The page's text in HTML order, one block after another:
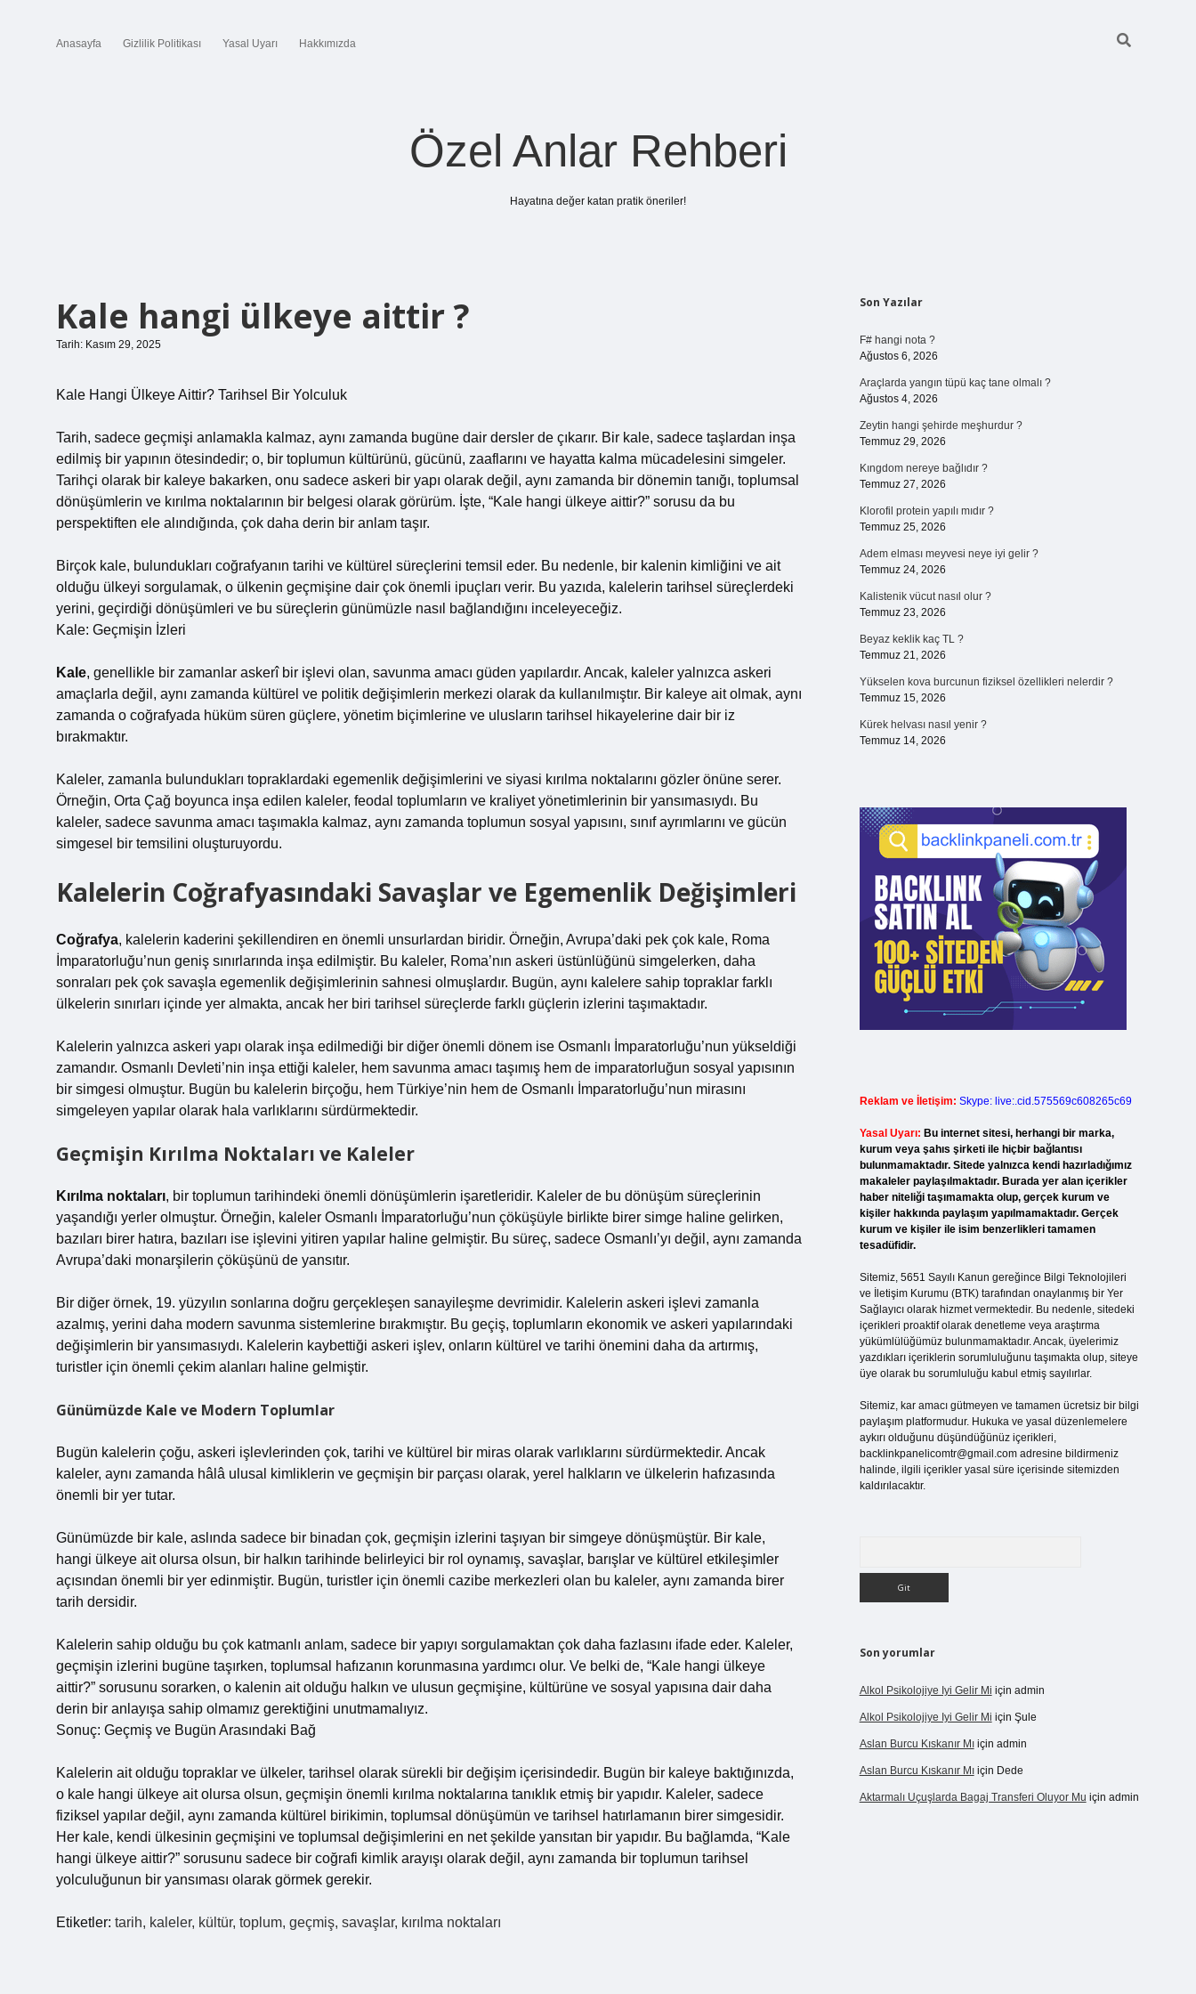
Anasayfa Gizlilik Politikası Yasal Uyarı Hakkımızda
Özel Anlar Rehberi
Hayatına değer katan pratik öneriler!
Kale hangi ülkeye aittir ?
Tarih: Kasım 29, 2025
Kale Hangi Ülkeye Aittir? Tarihsel Bir Yolculuk
Tarih, sadece geçmişi anlamakla kalmaz, aynı zamanda bugüne dair dersler de çıkarır. Bir kale, sadece taşlardan inşa
edilmiş bir yapının ötesindedir; o, bir toplumun kültürünü, gücünü, zaaflarını ve hayatta kalma mücadelesini simgeler.
Tarihçi olarak bir kaleye bakarken, onu sadece askeri bir yapı olarak değil, aynı zamanda bir dönemin tanığı, toplumsal
dönüşümlerin ve kırılma noktalarının bir belgesi olarak görürüm. İşte, “Kale hangi ülkeye aittir?” sorusu da bu
perspektiften ele alındığında, çok daha derin bir anlam taşır.
Birçok kale, bulundukları coğrafyanın tarihi ve kültürel süreçlerini temsil eder. Bu nedenle, bir kalenin kimliğini ve ait
olduğu ülkeyi sorgulamak, o ülkenin geçmişine dair çok önemli ipuçları verir. Bu yazıda, kalelerin tarihsel süreçlerdeki
yerini, geçirdiği dönüşümleri ve bu süreçlerin günümüzle nasıl bağlandığını inceleyeceğiz.
Kale: Geçmişin İzleri
Kale, genellikle bir zamanlar askerî bir işlevi olan, savunma amacı güden yapılardır. Ancak, kaleler yalnızca askeri
amaçlarla değil, aynı zamanda kültürel ve politik değişimlerin merkezi olarak da kullanılmıştır. Bir kaleye ait olmak, aynı
zamanda o coğrafyada hüküm süren güçlere, yönetim biçimlerine ve ulusların tarihsel hikayelerine dair bir iz
bırakmaktır.
Kaleler, zamanla bulundukları topraklardaki egemenlik değişimlerini ve siyasi kırılma noktalarını gözler önüne serer.
Örneğin, Orta Çağ boyunca inşa edilen kaleler, feodal toplumların ve kraliyet yönetimlerinin bir yansımasıydı. Bu
kaleler, sadece savunma amacı taşımakla kalmaz, aynı zamanda toplumun sosyal yapısını, sınıf ayrımlarını ve gücün
simgesel bir temsilini oluşturuyordu.
Kalelerin Coğrafyasındaki Savaşlar ve Egemenlik Değişimleri
Coğrafya, kalelerin kaderini şekillendiren en önemli unsurlardan biridir. Örneğin, Avrupa’daki pek çok kale, Roma
İmparatorluğu’nun geniş sınırlarında inşa edilmiştir. Bu kaleler, Roma’nın askeri üstünlüğünü simgelerken, daha
sonraları pek çok savaşla egemenlik değişimlerinin sahnesi olmuşlardır. Bugün, aynı kalelere sahip topraklar farklı
ülkelerin sınırları içinde yer almakta, ancak her biri tarihsel süreçlerde farklı güçlerin izlerini taşımaktadır.
Kalelerin yalnızca askeri yapı olarak inşa edilmediği bir diğer önemli dönem ise Osmanlı İmparatorluğu’nun yükseldiği
zamandır. Osmanlı Devleti’nin inşa ettiği kaleler, hem savunma amacı taşımış hem de imparatorluğun sosyal yapısının
bir simgesi olmuştur. Bugün bu kalelerin birçoğu, hem Türkiye’nin hem de Osmanlı İmparatorluğu’nun mirasını
simgeleyen yapılar olarak hala varlıklarını sürdürmektedir.
Geçmişin Kırılma Noktaları ve Kaleler
Kırılma noktaları, bir toplumun tarihindeki önemli dönüşümlerin işaretleridir. Kaleler de bu dönüşüm süreçlerinin
yaşandığı yerler olmuştur. Örneğin, kaleler Osmanlı İmparatorluğu’nun çöküşüyle birlikte birer simge haline gelirken,
bazıları birer hatıra, bazıları ise işlevini yitiren yapılar haline gelmiştir. Bu süreç, sadece Osmanlı’yı değil, aynı zamanda
Avrupa’daki monarşilerin çöküşünü de yansıtır.
Bir diğer örnek, 19. yüzyılın sonlarına doğru gerçekleşen sanayileşme devrimidir. Kalelerin askeri işlevi zamanla
azalmış, yerini daha modern savunma sistemlerine bırakmıştır. Bu geçiş, toplumların ekonomik ve askeri yapılarındaki
değişimlerin bir yansımasıydı. Kalelerin kaybettiği askeri işlev, onların kültürel ve tarihi önemini daha da artırmış,
turistler için önemli çekim alanları haline gelmiştir.
Günümüzde Kale ve Modern Toplumlar
Bugün kalelerin çoğu, askeri işlevlerinden çok, tarihi ve kültürel bir miras olarak varlıklarını sürdürmektedir. Ancak
kaleler, aynı zamanda hâlâ ulusal kimliklerin ve geçmişin bir parçası olarak, yerel halkların ve ülkelerin hafızasında
önemli bir yer tutar.
Günümüzde bir kale, aslında sadece bir binadan çok, geçmişin izlerini taşıyan bir simgeye dönüşmüştür. Bir kale,
hangi ülkeye ait olursa olsun, bir halkın tarihinde belirleyici bir rol oynamış, savaşlar, barışlar ve kültürel etkileşimler
açısından önemli bir yer edinmiştir. Bugün, turistler için önemli cazibe merkezleri olan bu kaleler, aynı zamanda birer
tarih dersidir.
Kalelerin sahip olduğu bu çok katmanlı anlam, sadece bir yapıyı sorgulamaktan çok daha fazlasını ifade eder. Kaleler,
geçmişin izlerini bugüne taşırken, toplumsal hafızanın korunmasına yardımcı olur. Ve belki de, “Kale hangi ülkeye
aittir?” sorusunu sorarken, o kalenin ait olduğu halkın ve ulusun geçmişine, kültürüne ve sosyal yapısına dair daha
derin bir anlayışa sahip olmamız gerektiğini unutmamalıyız.
Sonuç: Geçmiş ve Bugün Arasındaki Bağ
Kalelerin ait olduğu topraklar ve ülkeler, tarihsel olarak sürekli bir değişim içerisindedir. Bugün bir kaleye baktığınızda,
o kale hangi ülkeye ait olursa olsun, geçmişin önemli kırılma noktalarına tanıklık etmiş bir yapıdır. Kaleler, sadece
fiziksel yapılar değil, aynı zamanda kültürel birikimin, toplumsal dönüşümün ve tarihsel hatırlamanın birer simgesidir.
Her kale, kendi ülkesinin geçmişini ve toplumsal değişimlerini en net şekilde yansıtan bir yapıdır. Bu bağlamda, “Kale
hangi ülkeye aittir?” sorusunu sadece bir coğrafi kimlik arayışı olarak değil, aynı zamanda bir toplumun tarihsel
yolculuğunun bir yansıması olarak görmek gerekir.
Etiketler: tarih, kaleler, kültür, toplum, geçmiş, savaşlar, kırılma noktaları
Sidebar
Son Yazılar
F# hangi nota ?
Ağustos 6, 2026
Araçlarda yangın tüpü kaç tane olmalı ?
Ağustos 4, 2026
Zeytin hangi şehirde meşhurdur ?
Temmuz 29, 2026
Kıngdom nereye bağlıdır ?
Temmuz 27, 2026
Klorofil protein yapılı mıdır ?
Temmuz 25, 2026
Adem elması meyvesi neye iyi gelir ?
Temmuz 24, 2026
Kalistenik vücut nasıl olur ?
Temmuz 23, 2026
Beyaz keklik kaç TL ?
Temmuz 21, 2026
Yükselen kova burcunun fiziksel özellikleri nelerdir ?
Temmuz 15, 2026
Kürek helvası nasıl yenir ?
Temmuz 14, 2026
Reklam ve İletişim: Skype: live:.cid.575569c608265c69
Yasal Uyarı: Bu internet sitesi, herhangi bir marka,
kurum veya şahıs şirketi ile hiçbir bağlantısı
bulunmamaktadır. Sitede yalnızca kendi hazırladığımız
makaleler paylaşılmaktadır. Burada yer alan içerikler
haber niteliği taşımamakta olup, gerçek kurum ve
kişiler hakkında paylaşım yapılmamaktadır. Gerçek
kurum ve kişiler ile isim benzerlikleri tamamen
tesadüfidir.
Sitemiz, 5651 Sayılı Kanun gereğince Bilgi Teknolojileri
ve İletişim Kurumu (BTK) tarafından onaylanmış bir Yer
Sağlayıcı olarak hizmet vermektedir. Bu nedenle, sitedeki
içerikleri proaktif olarak denetleme veya araştırma
yükümlülüğümüz bulunmamaktadır. Ancak, üyelerimiz
yazdıkları içeriklerin sorumluluğunu taşımakta olup, siteye
üye olarak bu sorumluluğu kabul etmiş sayılırlar.
Sitemiz, kar amacı gütmeyen ve tamamen ücretsiz bir bilgi
paylaşım platformudur. Hukuka ve yasal düzenlemelere
aykırı olduğunu düşündüğünüz içerikleri,
backlinkpanelicomtr@gmail.comadresine bildirmeniz
halinde, ilgili içerikler yasal süre içerisinde sitemizden
kaldırılacaktır.
Son yorumlar
Alkol Psikolojiye Iyi Gelir Mi için admin
Alkol Psikolojiye Iyi Gelir Mi için Şule
Aslan Burcu Kıskanır Mıiçin admin
Aslan Burcu Kıskanır Mıiçin Dede
Aktarmalı Uçuşlarda Bagaj Transferi Oluyor Mu için admin